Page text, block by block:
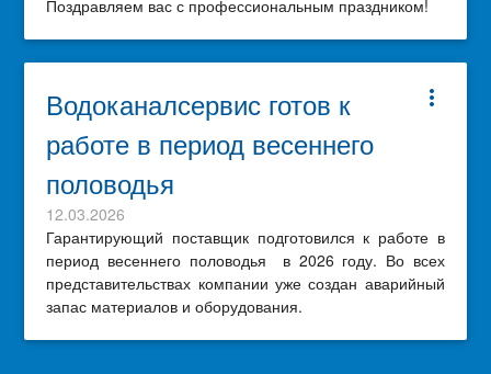
Поздравляем вас с профессиональным праздником!
more_vert
Водоканалсервис готов к
работе в период весеннего
половодья
12.03.2026
Гарантирующий поставщик подготовился к работе в
период весеннего половодья в 2026 году. Во всех
представительствах компании уже создан аварийный
запас материалов и оборудования.